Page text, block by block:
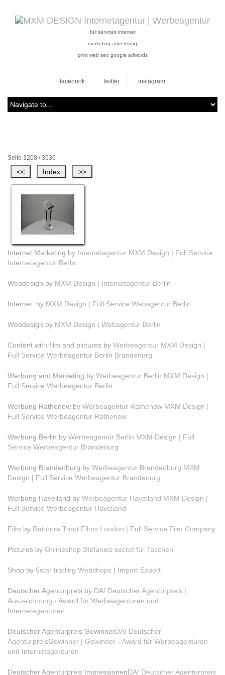
full services internet
marketing advertising
print web seo google adwords
facebook twitter instagram
Seite 3208 / 3536
Internet Marketing by Internetagentur MXM Design | Full Service
Internetagentur Berlin
Webdesign by MXM Design | Internetagentur Berlin
Internet by MXM Design | Full Service Webagentur Berlin
Webdesign by MXM Design | Webagentur Berlin
Content with film and pictures by Werbeagentur MXM Design |
Full Service Werbeagentur Berlin Brandenurg
Werbung and Marketing by Werbeagentur Berlin MXM Design |
Full Service Werbeagentur Berlin
Werbung Rathenow by Werbeagentur Rathenow MXM Design |
Full Service Werbeagentur Rathenow
Werbung Berlin by Werbeagentur Berlin MXM Design | Full
Service Werbeagentur Brandenurg
Werbung Brandenburg by Werbeagentur Brandenburg MXM
Design | Full Service Werbeagentur Brandenurg
Werbung Havelland by Werbeagentur Havelland MXM Design |
Full Service Werbeagentur Havelland
Film by Rainbow Trout Films London | Full Service Film Company
Pictures by Onlineshop Stefanies secret für Taschen
Shop by 5star trading Webshops | Import Export
Deutscher Agenturpreis by DA/ Deutscher Agenturpreis |
Auszeichnung - Award für Werbeagenturen und
Internetagenturen
Deutscher Agenturpreis GewinnerDA/ Deutscher
AgenturpreisGewinner | Gewinner - Award für Werbeagenturen
und Internetagenturen
Deutscher Agenturpreis ImpressionenDA/ Deutscher Agenturpreis